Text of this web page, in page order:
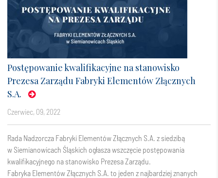
Postępowanie kwalifikacyjne na stanowisko
Prezesa Zarządu Fabryki Elementów Złącznych
S.A.
czerwiec, 09, 2022
Rada Nadzorcza Fabryki Elementów Złącznych S.A. z siedzibą
w Siemianowicach Śląskich ogłasza wszczęcie postępowania
kwalifikacyjnego na stanowisko Prezesa Zarządu.
Fabryka Elementów Złącznych S.A. to jeden z najbardziej znanych